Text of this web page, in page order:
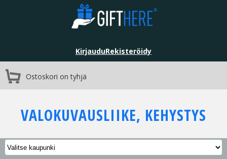
KirjauduRekisteröidy
Ostoskori on tyhjä
VALOKUVAUSLIIKE, KEHYSTYS